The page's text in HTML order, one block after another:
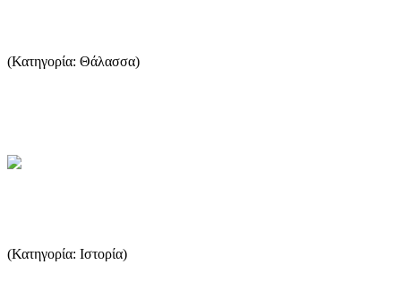
(Κατηγορία: Θάλασσα)
(Κατηγορία: Ιστορία)